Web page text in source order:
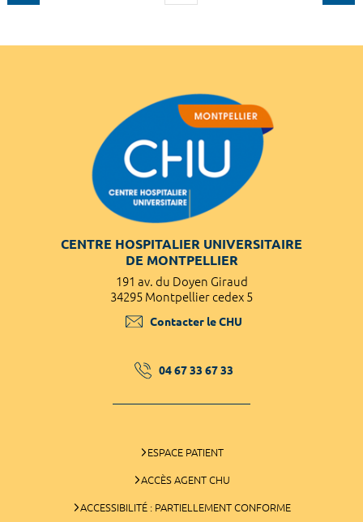
CENTRE HOSPITALIER UNIVERSITAIRE
DE MONTPELLIER
191 av. du Doyen Giraud
34295 Montpellier cedex 5
Contacter le CHU
04 67 33 67 33
ESPACE PATIENT
ACCÈS AGENT CHU
ACCESSIBILITÉ : PARTIELLEMENT CONFORME